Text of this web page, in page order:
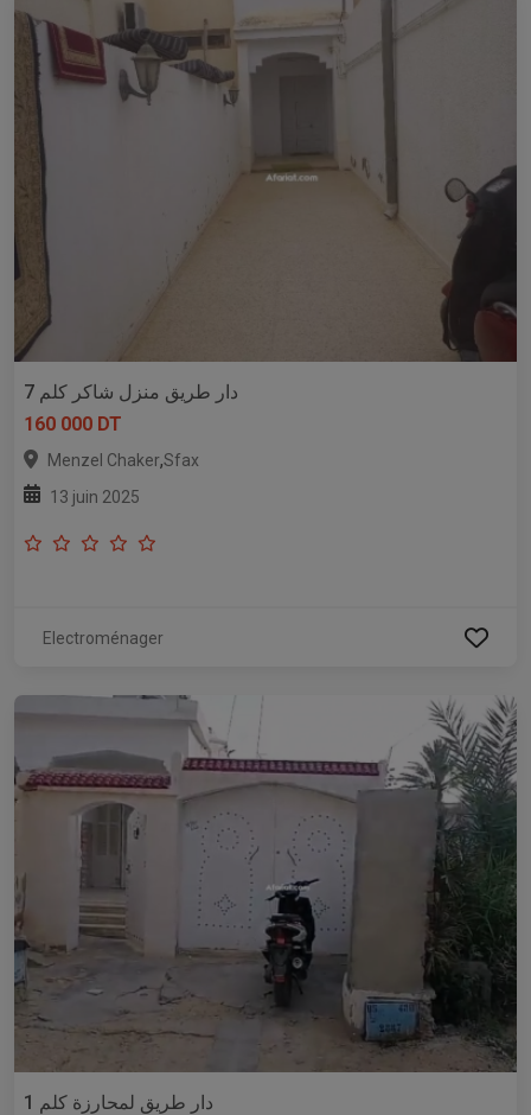
دار طريق منزل شاكر كلم 7
160 000 DT
Menzel Chaker,Sfax
13 juin 2025
Electroménager
دار طريق لمحارزة كلم 1